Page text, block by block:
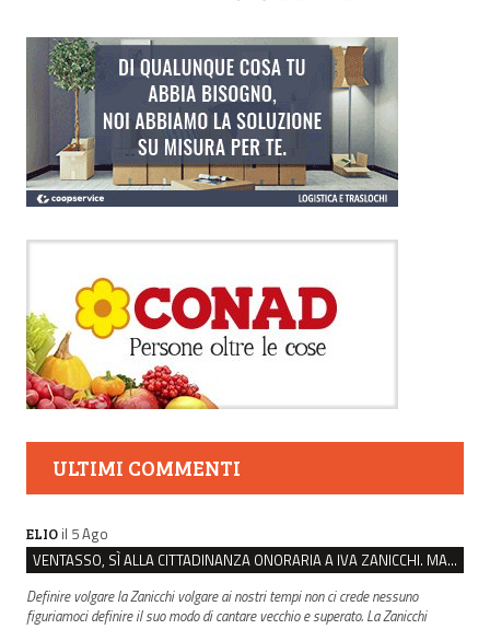
ULTIMI COMMENTI
ELIO il 5 Ago
VENTASSO, SÌ ALLA CITTADINANZA ONORARIA A IVA ZANICCHI. MA BARGIACCHI: “È DI PESSIMO GUSTO”
Definire volgare la Zanicchi volgare ai nostri tempi non ci crede nessuno
figuriamoci definire il suo modo di cantare vecchio e superato. La Zanicchi